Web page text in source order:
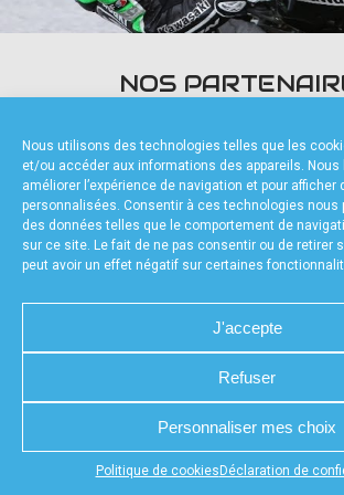
Nous utilisons des technologies telles que les
et/ou accéder aux informations des appareils. Nous
améliorer l’expérience de navigation et pour afficher
personnalisées. Consentir à ces technologies nous
des données telles que le comportement de
sur ce site. Le fait de ne pas consentir ou de retirer
peut avoir un effet négatif sur certaines
J'accepte
Refuser
Personnaliser mes choix
Politique de cookies Déclaration de
Appuyez sur le bouton partager en bas de votre
accéder à la billetterie
NOS
FOURNISSEURS TECHNIQUES
CHARTE DE CONFIDENTIALITÉ
MENTIONS LÉGALES
RÉALISÉ PAR
POLITIQUE DE COOKIES (UE)
DÉCLARATION DE